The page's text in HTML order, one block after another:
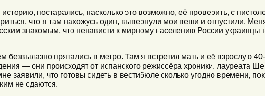
постарались, насколько это возможно, её проверить, с
что я там нахожусь один, вывернули мои вещи и отпустили.
знакомым, что ненависти к мирному населению России
безвылазно прятались в метро. Там я встретил мать и её взрослую
— они происходят от испанского режиссёра хроники, лауреата
заявили, что готовы сидеть в вестибюле сколько угодно времени,
не сдаются.